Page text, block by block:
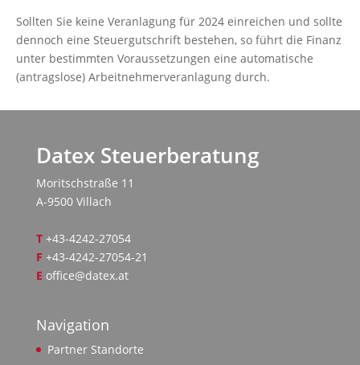
Sollten Sie keine Veranlagung für 2024 einreichen und sollte
dennoch eine Steuergutschrift bestehen, so führt die Finanz
unter bestimmten Voraussetzungen eine automatische
(antragslose) Arbeitnehmerveranlagung durch.
Datex Steuerberatung
Moritschstraße 11
A-9500 Villach
T+43-4242-27054
F +43-4242-27054-21
E office@datex.at
Navigation
Partner Standorte